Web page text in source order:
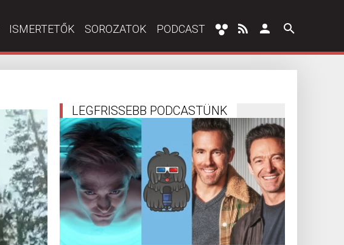
ISMERTETŐK SOROZATOK PODCAST
LEGFRISSEBB PODCASTÜNK